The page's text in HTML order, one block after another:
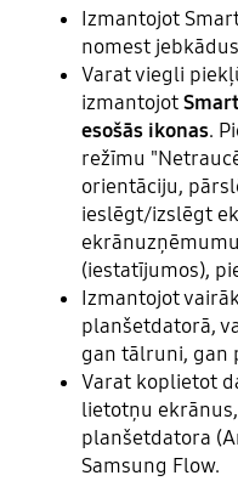
Izmantojot
nomest
Varat viegli
izmantojot
esošās ikonas.
režīmu
orientāciju,
ieslēgt/izslēgt
(iestatījumos),
Izmantojot
planšetdatorā,
gan tālruni, gan
Varat koplietot
lietotņu
planšetdatora
Samsung Flow.